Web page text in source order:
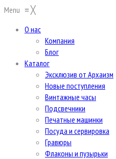
Menu ≡╳
О нас
Компания
Блог
Каталог
Эксклюзив от Архаизм
Новые поступления
Винтажные часы
Подсвечники
Печатные машинки
Посуда и сервировка
Гравюры
Флаконы и пузырьки